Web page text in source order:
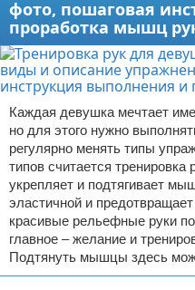
фото, пошаговая
проработка мышц
Каждая девушка мечтает
но для этого нужно
регулярно менять типы
типов считается
укрепляет и подтягивает
эластичной и
красивые рельефные руки
главное – желание и
Подтянуть мышцы здесь